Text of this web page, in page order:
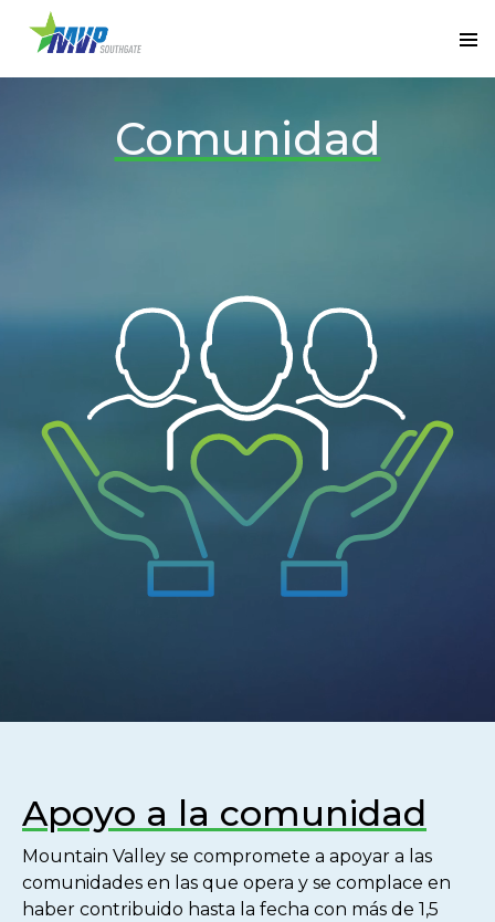
Comunidad
Apoyo a la comunidad
Mountain Valley se compromete a apoyar a las
comunidades en las que opera y se complace en
haber contribuido hasta la fecha con más de 1,5